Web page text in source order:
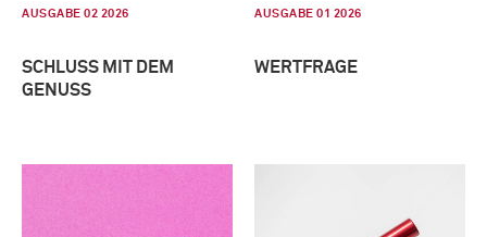
AUSGABE 02 2026
SCHLUSS MIT DEM
GENUSS
AUSGABE 01 2026
WERTFRAGE